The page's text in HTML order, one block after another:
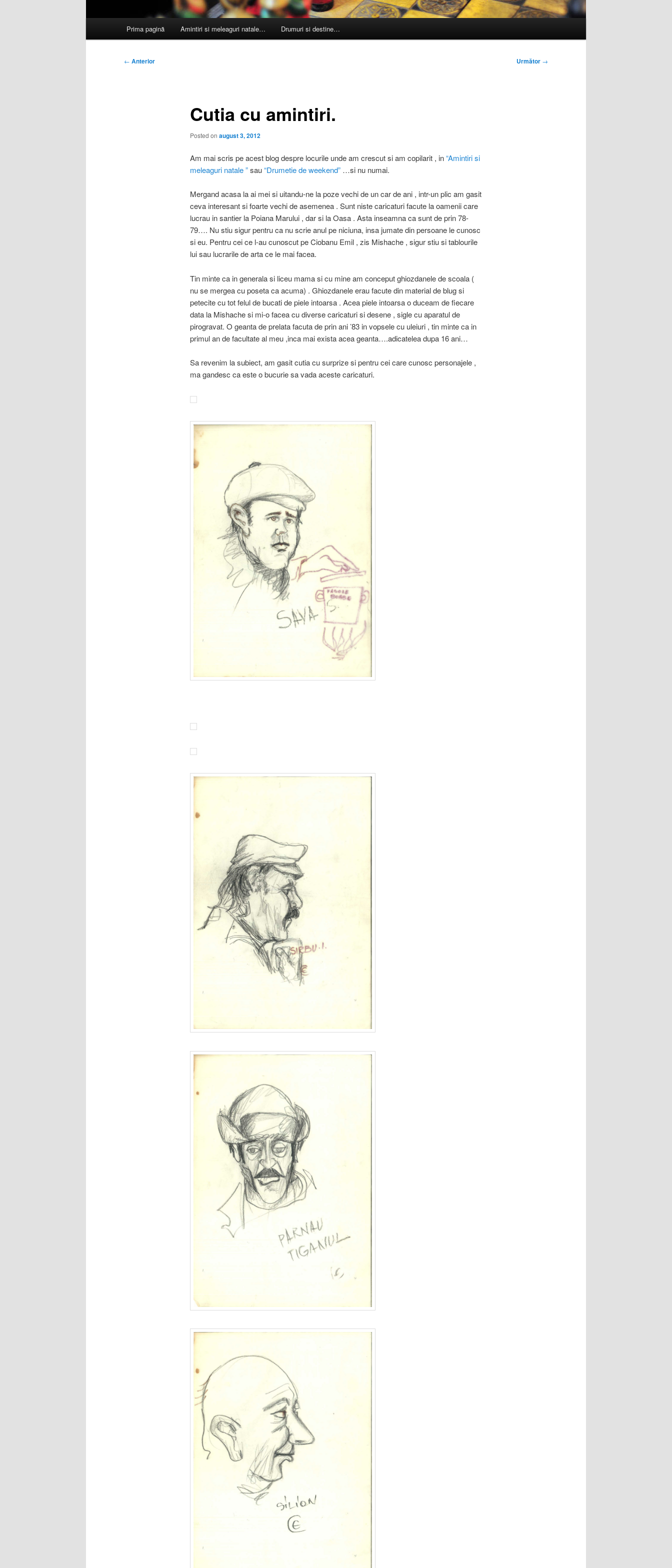
Prima pagină Amintiri si meleaguri natale… Drumuri si destine…
Navigare
← Anterior Următor →
Cutia cu amintiri.
Posted on august 3, 2012
Am mai scris pe acest blog despre locurile unde am crescut si am copilarit , in“Amintiri si
meleaguri natale ”sau“Drumetie de weekend”…si nu numai.
Mergand acasa la ai mei si uitandu-ne la poze vechi de un car de ani , intr-un plic am gasit
ceva interesant si foarte vechi de asemenea . Sunt niste caricaturi facute la oamenii care
lucrau in santier la Poiana Marului , dar si la Oasa . Asta inseamna ca sunt de prin 78-
79…. Nu stiu sigur pentru ca nu scrie anul pe niciuna, insa jumate din persoane le cunosc
si eu. Pentru cei ce l-au cunoscut pe Ciobanu Emil , zis Mishache , sigur stiu si tablourile
lui sau lucrarile de arta ce le mai facea.
Tin minte ca in generala si liceu mama si cu mine am conceput ghiozdanele de scoala (
nu se mergea cu poseta ca acuma) . Ghiozdanele erau facute din material de blug si
petecite cu tot felul de bucati de piele intoarsa . Acea piele intoarsa o duceam de fiecare
data la Mishache si mi-o facea cu diverse caricaturi si desene , sigle cu aparatul de
pirogravat. O geanta de prelata facuta de prin ani ’83 in vopsele cu uleiuri , tin minte ca in
primul an de facultate al meu ,inca mai exista acea geanta….adicatelea dupa 16 ani…
Sa revenim la subiect, am gasit cutia cu surprize si pentru cei care cunosc personajele ,
ma gandesc ca este o bucurie sa vada aceste caricaturi.